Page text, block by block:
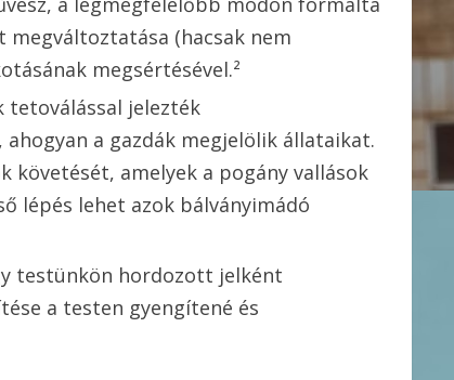
(hacsak nem
megsértésével.²
tetoválással jelezték
a gazdák megjelölik állataikat.
követését, amelyek a pogány vallások
lépés lehet azok bálványimádó
testünkön hordozott jelként
a testen gyengítené és